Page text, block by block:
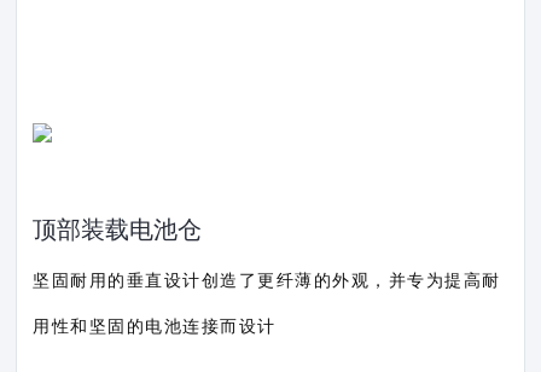
顶部装载电池仓
坚固耐用的垂直设计创造了更纤薄的外观，并专为提高耐
用性和坚固的电池连接而设计